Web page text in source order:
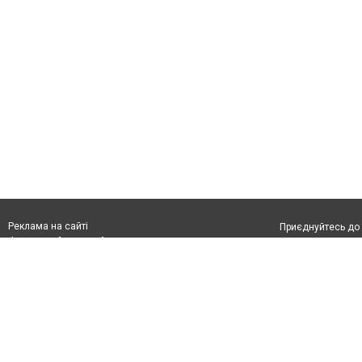
Реклама на сайті
Франшиза "CitySites"
Приєднуйтесь до